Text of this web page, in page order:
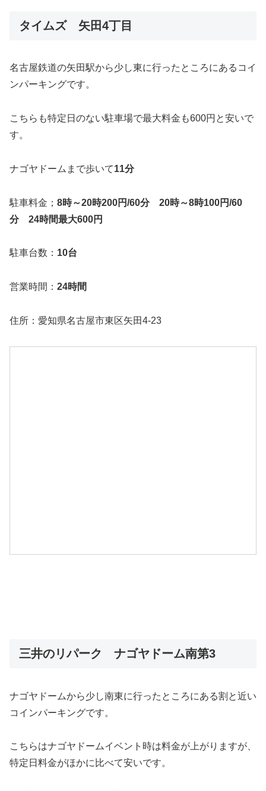
タイムズ 矢田4丁目
名古屋鉄道の矢田駅から少し東に行ったところにあるコイ
ンパーキングです。
こちらも特定日のない駐車場で最大料金も600円と安いで
す。
ナゴヤドームまで歩いて11分
駐車料金； 8時～20時200円/60分 20時～8時100円/60
分 24時間最大600円
駐車台数： 10台
営業時間： 24時間
住所：愛知県名古屋市東区矢田4-23
三井のリパーク ナゴヤドーム南第3
ナゴヤドームから少し南東に行ったところにある割と近い
コインパーキングです。
こちらはナゴヤドームイベント時は料金が上がりますが、
特定日料金がほかに比べて安いです。